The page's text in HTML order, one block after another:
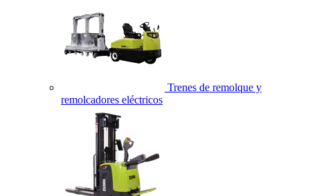
Trenes de remolque y
remolcadores eléctricos